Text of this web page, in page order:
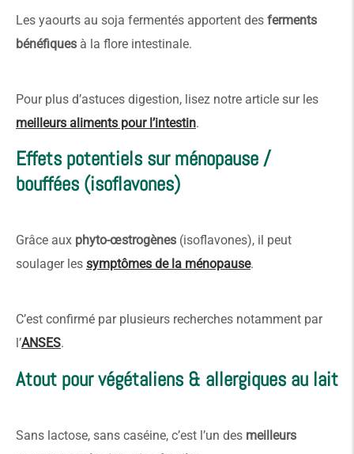
Les yaourts au soja fermentés apportent des ferments
bénéfiques à la flore intestinale.
Pour plus d’astuces digestion, lisez notre article sur les
meilleurs aliments pour l’intestin.
Effets potentiels sur ménopause /
bouffées (isoflavones)
Grâce aux phyto-œstrogènes (isoflavones), il peut
soulager les symptômes de la ménopause.
C’est confirmé par plusieurs recherches notamment par
l’ANSES.
Atout pour végétaliens & allergiques au lait
Sans lactose, sans caséine, c’est l’un des meilleurs